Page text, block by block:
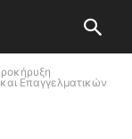
Επαγγελματικών